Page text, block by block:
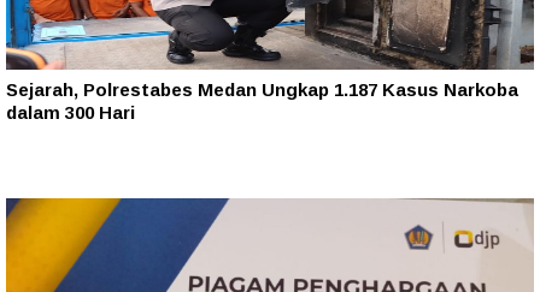
Sejarah, Polrestabes Medan Ungkap 1.187 Kasus Narkoba
dalam 300 Hari